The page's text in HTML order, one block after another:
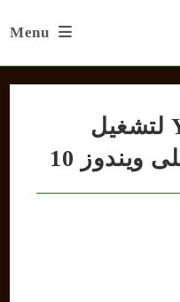
Menu
تطبيق Your Phone لتشغيل
ويندوز 10